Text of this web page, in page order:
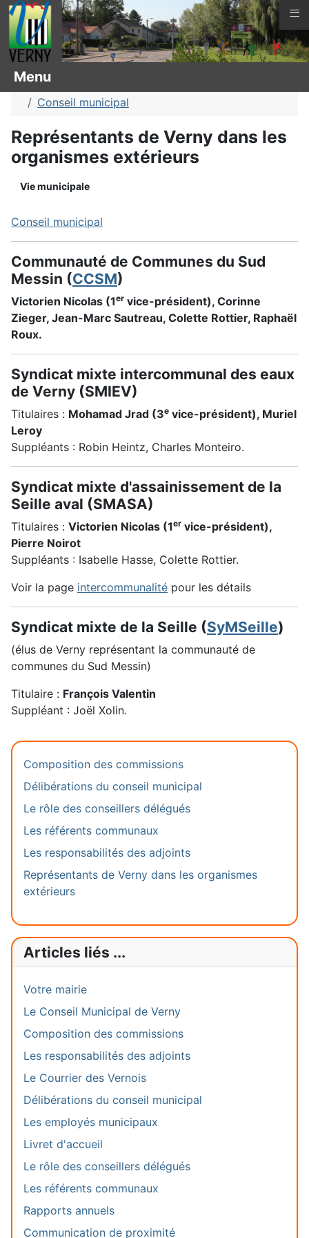
Vous êtes ici :
Le Courrier des Vernois
Conseil municipal
Représentants de Verny dans les
organismes extérieurs
Vie municipale
Conseil municipal
Communauté de Communes du Sud
Messin (CCSM)
Victorien Nicolas (1er vice-président), Corinne
Zieger, Jean-Marc Sautreau, Colette Rottier, Raphaël
Roux.
Syndicat mixte intercommunal des eaux
de Verny (SMIEV)
Titulaires : Mohamad Jrad (3e vice-président), Muriel
Leroy
Suppléants : Robin Heintz, Charles Monteiro.
Syndicat mixte d'assainissement de la
Seille aval (SMASA)
Titulaires : Victorien Nicolas (1er vice-président),
Pierre Noirot
Suppléants : Isabelle Hasse, Colette Rottier.
Voir la page intercommunalité pour les détails
Syndicat mixte de la Seille (SyMSeille)
(élus de Verny représentant la communauté de
communes du Sud Messin)
Titulaire : François Valentin
Suppléant : Joël Xolin.
Composition des commissions
Délibérations du conseil municipal
Le rôle des conseillers délégués
Les référents communaux
Les responsabilités des adjoints
Représentants de Verny dans les organismes
extérieurs
Articles liés ...
Votre mairie
Le Conseil Municipal de Verny
Composition des commissions
Les responsabilités des adjoints
Le Courrier des Vernois
Délibérations du conseil municipal
Les employés municipaux
Livret d'accueil
Le rôle des conseillers délégués
Les référents communaux
Rapports annuels
Communication de proximité
Menu
≡